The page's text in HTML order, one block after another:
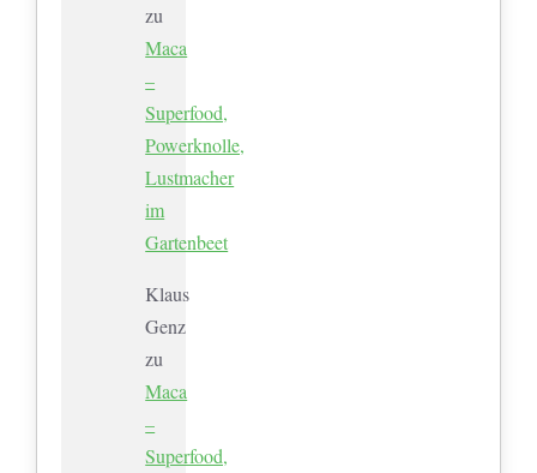
zu
Maca
–
Superfood,
Powerknolle,
Lustmacher
im
Gartenbeet
Klaus
Genz
zu
Maca
–
Superfood,